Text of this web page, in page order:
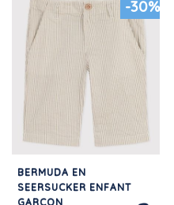
-30%
BERMUDA EN
SEERSUCKER ENFANT
GARÇON